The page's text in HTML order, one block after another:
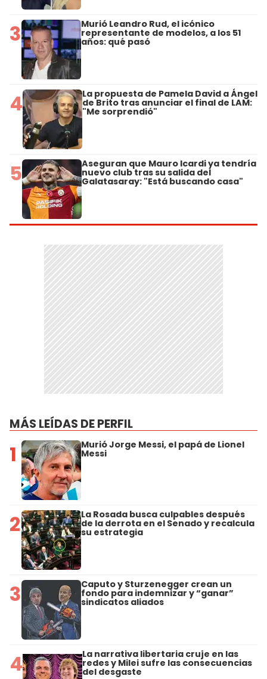
3 Murió Leandro Rud, el icónico
representante de modelos, a los 51
años: qué pasó
4 La propuesta de Pamela David a Ángel
de Brito tras anunciar el final de LAM:
"Me sorprendió"
5 Aseguran que Mauro Icardi ya tendría
nuevo club tras su salida del
Galatasaray: "Está buscando casa"
MÁS LEÍDAS DE PERFIL
1 Murió Jorge Messi, el papá de Lionel
Messi
2 La Rosada busca culpables después
de la derrota en el Senado y recalcula
su estrategia
3 Caputo y Sturzenegger crean un
fondo para indemnizar y “ganar”
sindicatos aliados
4 La narrativa libertaria cruje en las
redes y Milei sufre las consecuencias
del desgaste